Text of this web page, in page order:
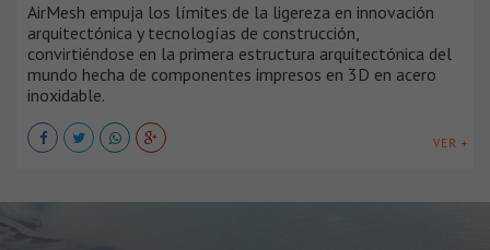
AirMesh empuja los límites de la ligereza en innovación
arquitectónica y tecnologías de construcción,
convirtiéndose en la primera estructura arquitectónica del
mundo hecha de componentes impresos en 3D en acero
inoxidable.
VER +